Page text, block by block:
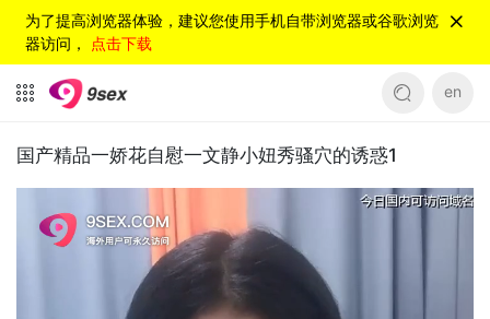
为了提高浏览器体验，建议您使用手机自带浏览器或谷歌浏览
器访问， 点击下载
en
国产精品一娇花自慰一文静小妞秀骚穴的诱惑1